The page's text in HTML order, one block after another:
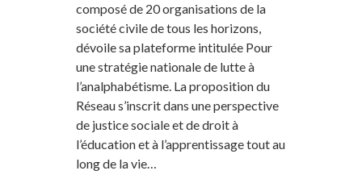
composé de 20 organisations de la
société civile de tous les horizons,
dévoile sa plateforme intitulée Pour
une stratégie nationale de lutte à
l’analphabétisme. La proposition du
Réseau s’inscrit dans une perspective
de justice sociale et de droit à
l’éducation et à l’apprentissage tout au
long de la vie…